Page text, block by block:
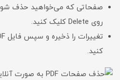
صفحاتی که می‌خواهید حذف
روی Delete کلیک کنید.
کنید.